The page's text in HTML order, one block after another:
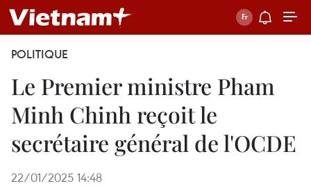
POLITIQUE
Le Premier ministre Pham
Minh Chinh reçoit le
secrétaire général de l'OCDE
22/01/2025 14:48